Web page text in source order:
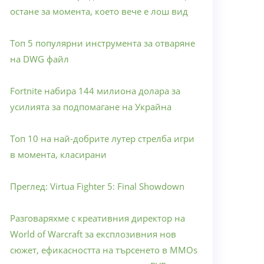
остане за момента, което вече е лош вид
Топ 5 популярни инструмента за отваряне
на DWG файл
Fortnite набира 144 милиона долара за
усилията за подпомагане на Украйна
Топ 10 на най-добрите лутер стрелба игри
в момента, класирани
Преглед: Virtua Fighter 5: Final Showdown
Разговаряхме с креативния директор на
World of Warcraft за експлозивния нов
сюжет, ефикасността на търсенето в MMOs